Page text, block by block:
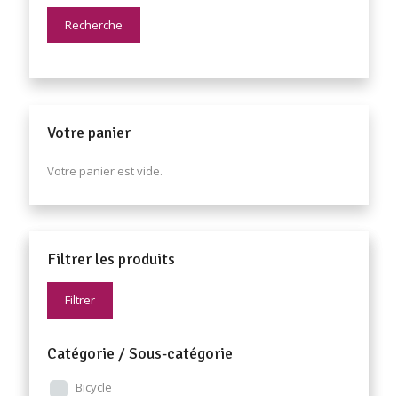
Recherche
Votre panier
Votre panier est vide.
Filtrer les produits
Filtrer
Catégorie / Sous-catégorie
Bicycle